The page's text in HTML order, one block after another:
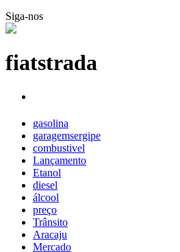
Siga-nos
fiatstrada
gasolina
garagemsergipe
combustivel
Lançamento
Etanol
diesel
álcool
preço
Trânsito
Aracaju
Mercado